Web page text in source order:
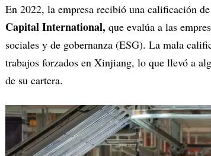
En 2022, la empresa recibió una calificación
Capital International, que evalúa a las
sociales y de gobernanza (ESG). La mala
trabajos forzados en Xinjiang, lo que llevó a
de su cartera.